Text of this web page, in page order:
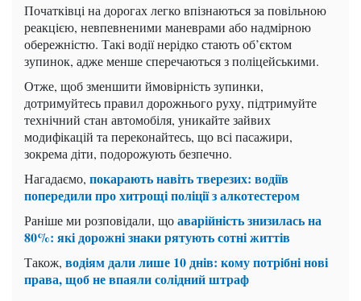
Початківці на дорогах легко впізнаються за повільною
реакцією, невпевненими маневрами або надмірною
обережністю. Такі водії нерідко стають об’єктом
зупинок, адже менше сперечаються з поліцейськими.
Отже, щоб зменшити ймовірність зупинки,
дотримуйтесь правил дорожнього руху, підтримуйте
технічний стан автомобіля, уникайте зайвих
модифікацій та переконайтесь, що всі пасажири,
зокрема діти, подорожують безпечно.
Нагадаємо, покарають навіть тверезих: водіїв
попередили про хитрощі поліції з алкотестером
Раніше ми розповідали, щоаварійність знизилась на
80%: які дорожні знаки рятують сотні життів
Також, водіям дали лише 10 днів: кому потрібні нові
права, щоб не впаяли солідний штраф